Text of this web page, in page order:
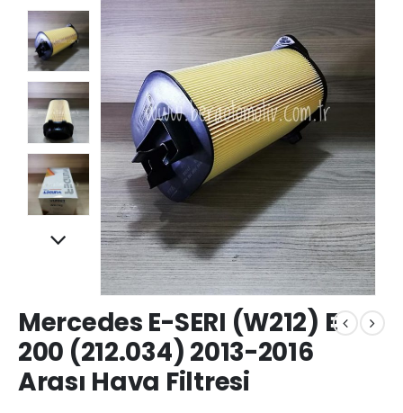
Mercedes E-SERI (W212) E
200 (212.034) 2013-2016
Arası Hava Filtresi